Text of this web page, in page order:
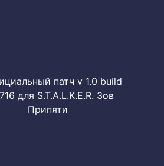
патч v 1.0 build
для S.T.A.L.K.E.R. Зов
Припяти